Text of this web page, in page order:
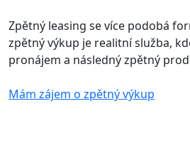
Zpětný leasing se více podobá
zpětný výkup je realitní služba,
pronájem a následný zpětný
Mám zájem o zpětný výkup